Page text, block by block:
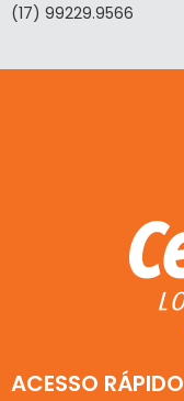
(17) 99229.9566
ACESSO RÁPIDO